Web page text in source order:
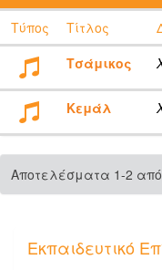
Τύπος Τίτλος
Τσάμικος
Κεμάλ
Αποτελέσματα 1-2
Εκπαιδευτικό